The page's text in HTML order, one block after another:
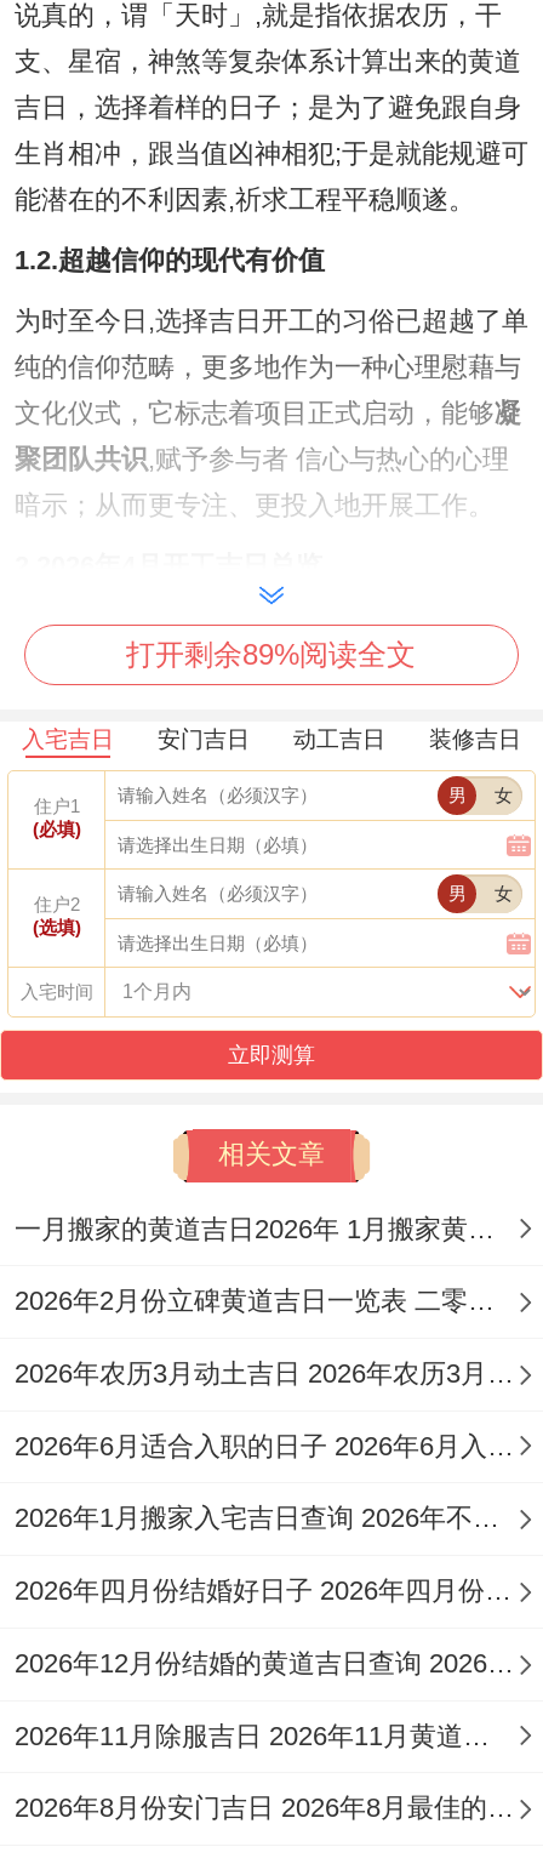
说真的，谓「天时」,就是指依据农历，干
支、星宿，神煞等复杂体系计算出来的黄道
吉日，选择着样的日子；是为了避免跟自身
生肖相冲，跟当值凶神相犯;于是就能规避可
能潜在的不利因素,祈求工程平稳顺遂。
1.2.超越信仰的现代有价值
为时至今日,选择吉日开工的习俗已超越了单
纯的信仰范畴，更多地作为一种心理慰藉与
文化仪式，它标志着项目正式启动，能够凝
聚团队共识,赋予参与者 信心与热心的心理
暗示；从而更专注、更投入地开展工作。
依据传统黄历的测算；2026年4月中有多个
适宜开工，开业、动土的良好日期.着些日子
多种因素后筛选得出的。
以下是2026年4月相对公认的开工吉日一览
表：
阳历日期| 农历日期| 星期| 干支| 冲煞| 宜忌
概要（摘录）| 值神/星宿
我有个朋友就遇到过，------------|:-----|：-----
|：---------|:---------------------------------------------
--------------------------------|:
4月1日（星期三）| 二月十四| 星期三| 乙巳
日| 冲猪煞东|宜:纳财、开业、交易、立券、
开光| 朱雀（黑道日）。
日| 冲牛煞西|宜：开业、入宅、交易、立券|
天德（黄道日）。
4月10日（星期五）| 二月廿三| 星期五| 甲寅
移徙、动土| 司命（黄道日）。
4月14日（星期二）| 二月廿七| 星期二| 戊午
（黑道日）。
4月20日（星期一）| 三月初四| 星期一| 甲子
打开剩余89%阅读全文
入宅吉日 安门吉日 动工吉日 装修吉日
住户1
(必填)
男 女
住户2
(选填)
男 女
入宅时间
立即测算
相关文章
一月搬家的黄道吉日2026年 1月搬家黄道吉日
2026年2月份立碑黄道吉日一览表 二零二六年二月立碑吉日
2026年农历3月动土吉日 2026年农历3月哪天动土好
2026年6月适合入职的日子 2026年6月入职的黄道吉日
2026年1月搬家入宅吉日查询 2026年不宜搬家的属相
2026年四月份结婚好日子 2026年四月份的马宝宝好吗
2026年12月份结婚的黄道吉日查询 2026年12月26结婚
2026年11月除服吉日 2026年11月黄道除日
2026年8月份安门吉日 2026年8月最佳的安门吉日一览表